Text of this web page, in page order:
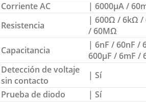
Corriente AC
| 6000µA /
Resistencia
| 600Ω / 6kΩ /
/ 60MΩ
Capacitancia
| 6nF / 60nF /
600µF / 6mF /
Detección de voltaje
sin contacto
| Sí
Prueba de diodo
| Sí